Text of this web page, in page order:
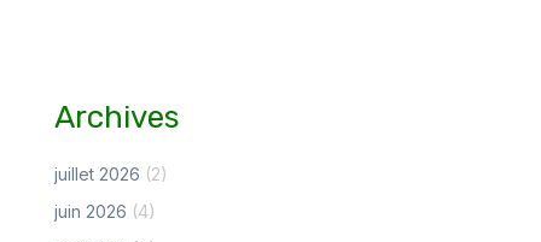
Archives
juillet 2026 (2)
juin 2026 (4)